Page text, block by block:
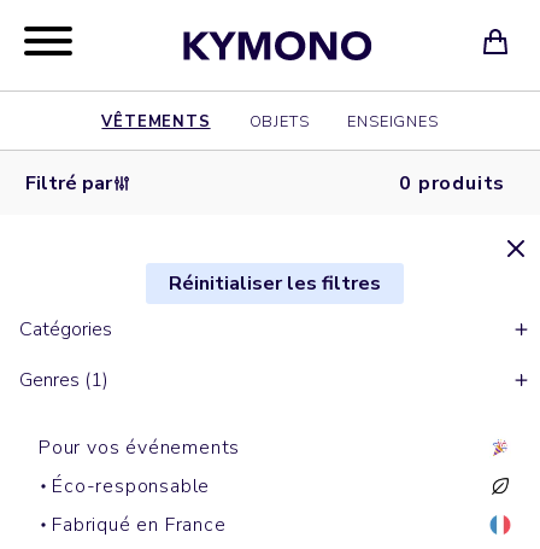
VÊTEMENTS OBJETS ENSEIGNES
Filtré par 0 produits
Réinitialiser les filtres
Catégories
Genres (1)
Pour vos événements
Éco-responsable
Fabriqué en France